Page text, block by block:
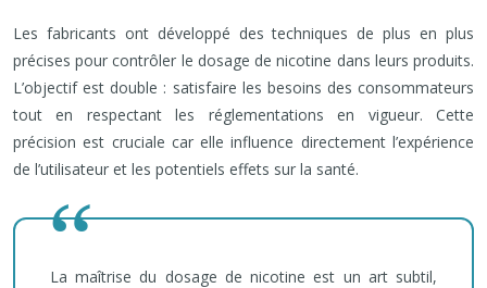
Les fabricants ont développé des techniques de plus en plus
précises pour contrôler le dosage de nicotine dans leurs produits.
L’objectif est double : satisfaire les besoins des consommateurs
tout en respectant les réglementations en vigueur. Cette
précision est cruciale car elle influence directement l’expérience
de l’utilisateur et les potentiels effets sur la santé.
La maîtrise du dosage de nicotine est un art subtil,